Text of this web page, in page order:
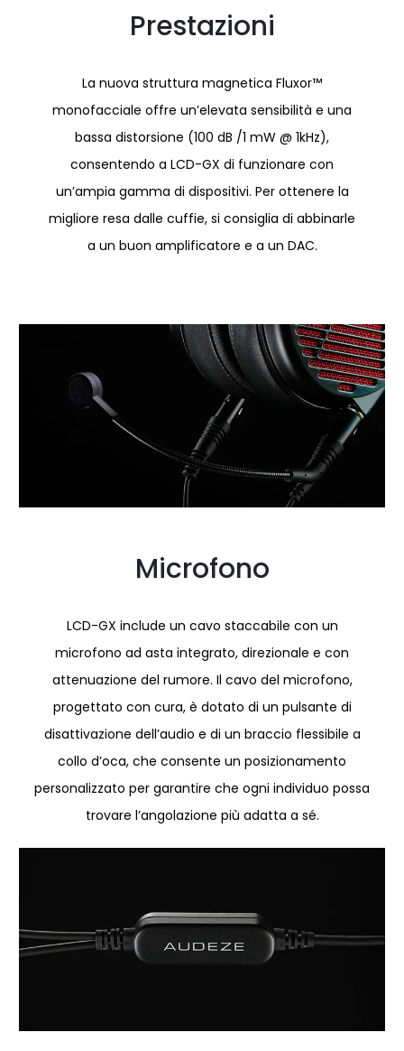
Prestazioni
La nuova struttura magnetica Fluxor™
monofacciale offre un’elevata sensibilità e una
bassa distorsione (100 dB /1 mW @ 1kHz),
consentendo a LCD-GX di funzionare con
un’ampia gamma di dispositivi. Per ottenere la
migliore resa dalle cuffie, si consiglia di abbinarle
a un buon amplificatore e a un DAC.
Microfono
LCD-GX include un cavo staccabile con un
microfono ad asta integrato, direzionale e con
attenuazione del rumore. Il cavo del microfono,
progettato con cura, è dotato di un pulsante di
disattivazione dell’audio e di un braccio flessibile a
collo d’oca, che consente un posizionamento
personalizzato per garantire che ogni individuo possa
trovare l’angolazione più adatta a sé.